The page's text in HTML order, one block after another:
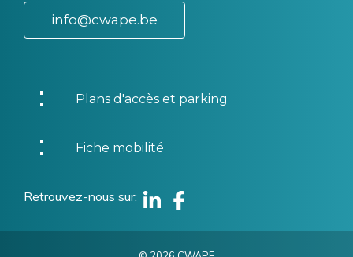
info@cwape.be
Plans d'accès et parking
Fiche mobilité
Retrouvez-nous sur
Linkedin
Facebook